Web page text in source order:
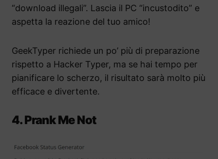
“download illegali”. Lascia il PC “incustodito” e
aspetta la reazione del tuo amico!
GeekTyper richiede un po’ più di preparazione
rispetto a Hacker Typer, ma se hai tempo per
pianificare lo scherzo, il risultato sarà molto più
efficace e divertente.
4. Prank Me Not